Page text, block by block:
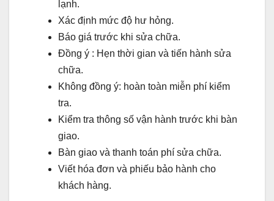
lạnh.
Xác định mức độ hư hỏng.
Báo giá trước khi sửa chữa.
Đồng ý : Hẹn thời gian và tiến hành sửa
chữa.
Không đồng ý: hoàn toàn miễn phí kiểm
tra.
Kiểm tra thông số vận hành trước khi bàn
giao.
Bàn giao và thanh toán phí sửa chữa.
Viết hóa đơn và phiếu bảo hành cho
khách hàng.